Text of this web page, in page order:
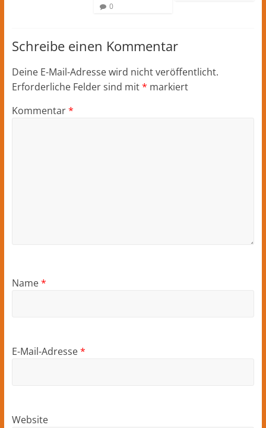
0
Schreibe einen Kommentar
Deine E-Mail-Adresse wird nicht veröffentlicht.
Erforderliche Felder sind mit* markiert
Kommentar*
Name*
E-Mail-Adresse*
Website